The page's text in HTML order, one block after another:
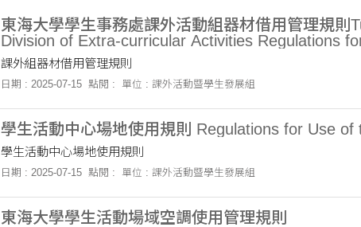
東海大學學生事務處課外活動組器材借用管理規
Division of Extra-curricular Activities Regulations
課外組器材借用管理規則
日期 : 2025-07-15 點閱 : 單位 : 課外活動暨學生發展組
學生活動中心場地使用規則 Regulations for Use
學生活動中心場地使用規則
日期 : 2025-07-15 點閱 : 單位 : 課外活動暨學生發展組
東海大學學生活動場域空調使用管理規則